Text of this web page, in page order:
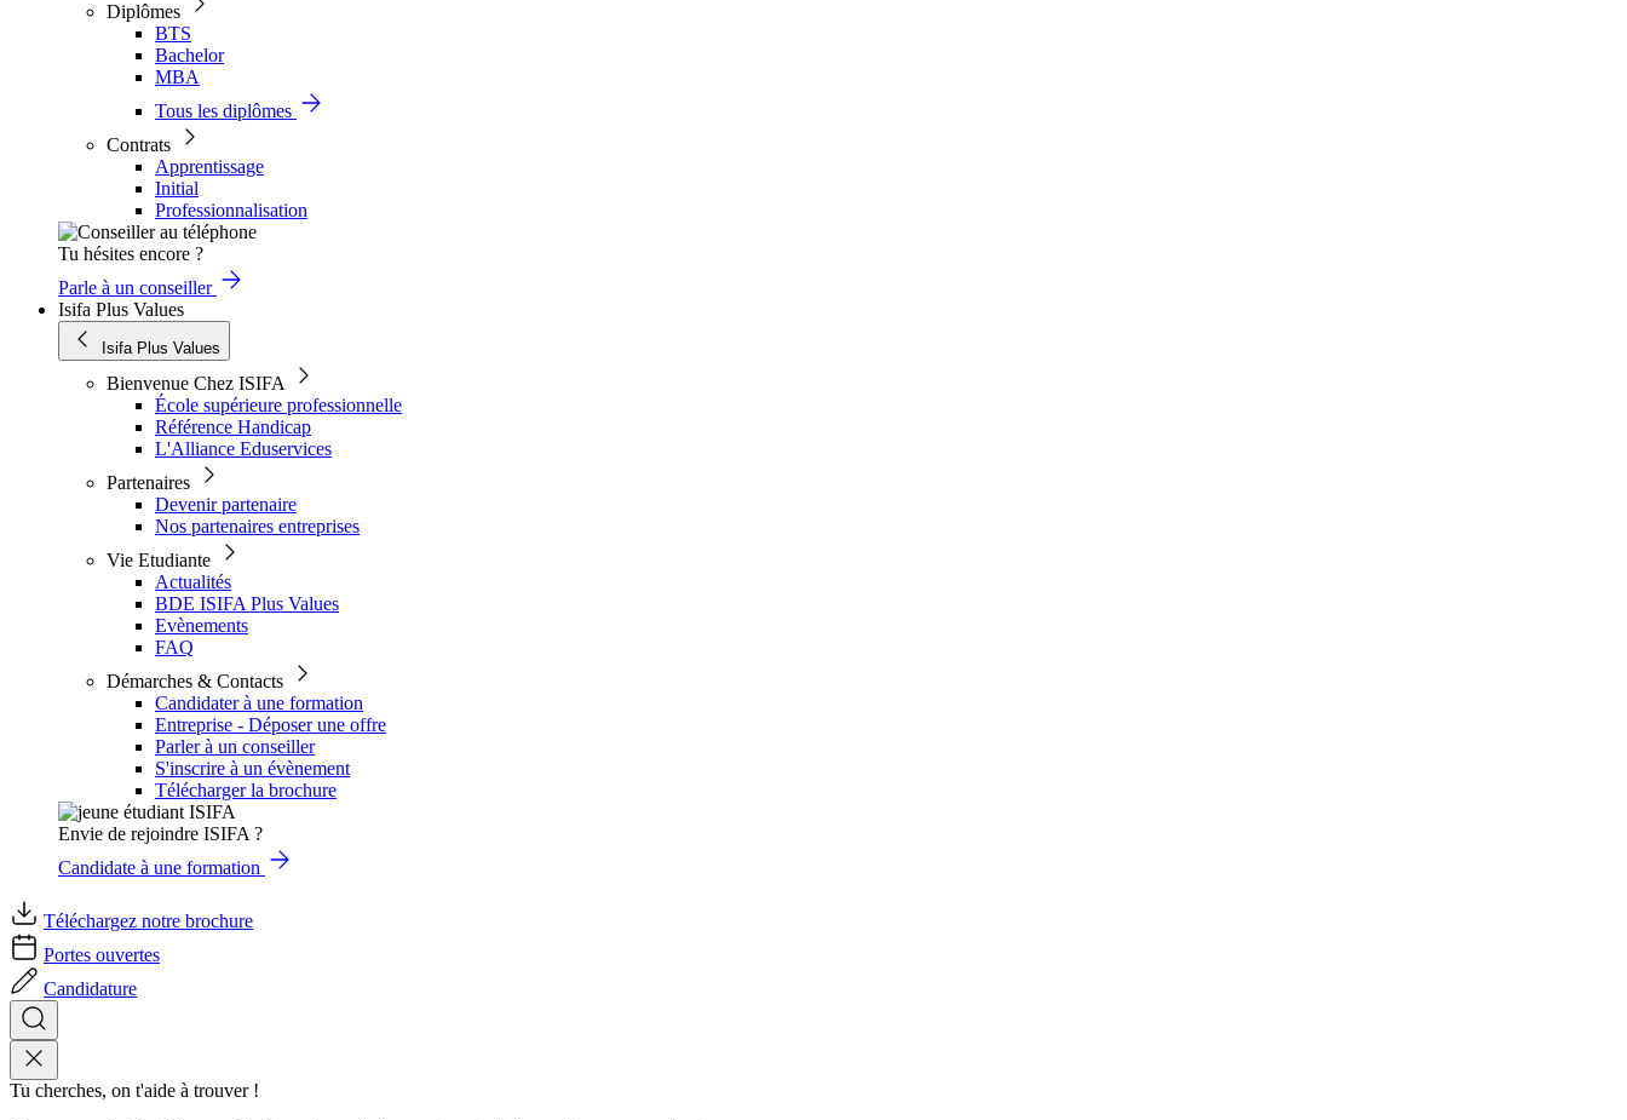
Diplômes
BTS
Bachelor
MBA
Tous les diplômes
Contrats
Apprentissage
Initial
Professionnalisation
Tu hésites encore ?
Parle à un conseiller
Isifa Plus Values
Isifa Plus Values
Bienvenue Chez ISIFA
École supérieure professionnelle
Référence Handicap
L'Alliance Eduservices
Partenaires
Devenir partenaire
Nos partenaires entreprises
Vie Etudiante
Actualités
BDE ISIFA Plus Values
Evènements
FAQ
Démarches & Contacts
Candidater à une formation
Entreprise - Déposer une offre
Parler à un conseiller
S'inscrire à un évènement
Télécharger la brochure
Envie de rejoindre ISIFA ?
Candidate à une formation
Téléchargez notre brochure
Portes ouvertes
Candidature
Tu cherches, on t'aide à trouver !